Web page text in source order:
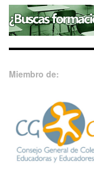
Miembro de: